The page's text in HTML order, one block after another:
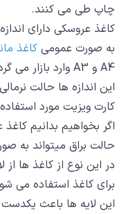
چاپ طی می کنند.
کاغذ عروسکی دارای
به صورت عمومی کاغذ
A4 و A3 وارد بازار می گردند.
این اندازه ها حالت
کارت ویزیت مورد
اگر بخواهیم بدانیم
حالت براق میتواند به
در این نوع از کاغذ ها
برای کاغذ استفاده می
این لایه ها باعث